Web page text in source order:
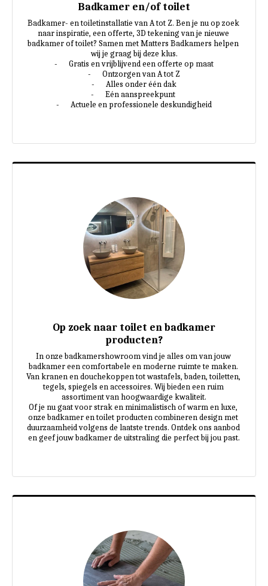
Badkamer en/of toilet
Badkamer- en toiletinstallatie van A tot Z. Ben je nu op zoek
naar inspiratie, een offerte, 3D tekening van je nieuwe
badkamer of toilet? Samen met Matters Badkamers helpen
wij je graag bij deze klus.
-	Gratis en vrijblijvend een offerte op maat
-	Ontzorgen van A tot Z
-	Alles onder één dak
-	Eén aanspreekpunt
-	Actuele en professionele deskundigheid
Op zoek naar toilet en badkamer
producten?
In onze badkamershowroom vind je alles om van jouw
badkamer een comfortabele en moderne ruimte te maken.
Van kranen en douchekoppen tot wastafels, baden, toiletten,
tegels, spiegels en accessoires. Wij bieden een ruim
assortiment van hoogwaardige kwaliteit.
Of je nu gaat voor strak en minimalistisch of warm en luxe,
onze badkamer en toilet producten combineren design met
duurzaamheid volgens de laatste trends. Ontdek ons aanbod
en geef jouw badkamer de uitstraling die perfect bij jou past.